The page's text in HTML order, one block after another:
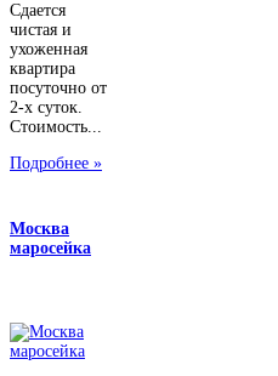
Сдается
чистая и
ухоженная
квартира
посуточно от
2-х суток.
Стоимость...
Подробнее »
Москва
маросейка